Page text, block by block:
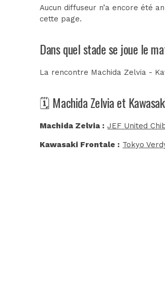
Aucun diffuseur n’a encore été
cette page.
Dans quel stade se joue le
La rencontre Machida Zelvia -
🗓️ Machida Zelvia et
Machida Zelvia : JEF United
Kawasaki Frontale : Tokyo